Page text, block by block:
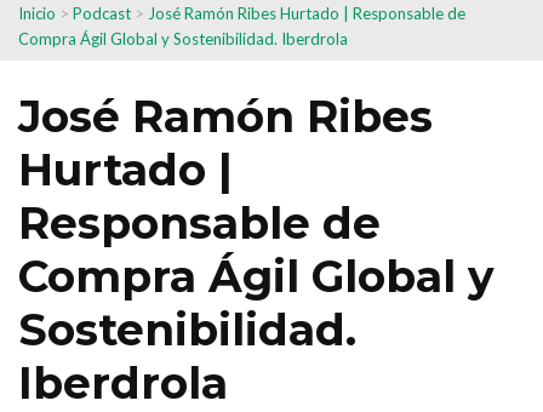
Inicio > Podcast > José Ramón Ribes Hurtado | Responsable de
Compra Ágil Global y Sostenibilidad. Iberdrola
José Ramón Ribes
Hurtado |
Responsable de
Compra Ágil Global y
Sostenibilidad.
Iberdrola